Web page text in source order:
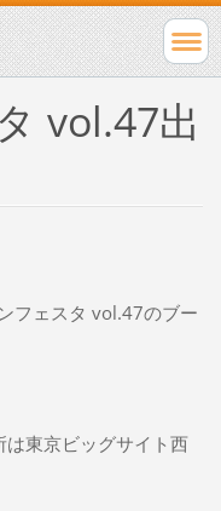
vol.47出
フェスタ vol.47のブー
東京ビッグサイト西